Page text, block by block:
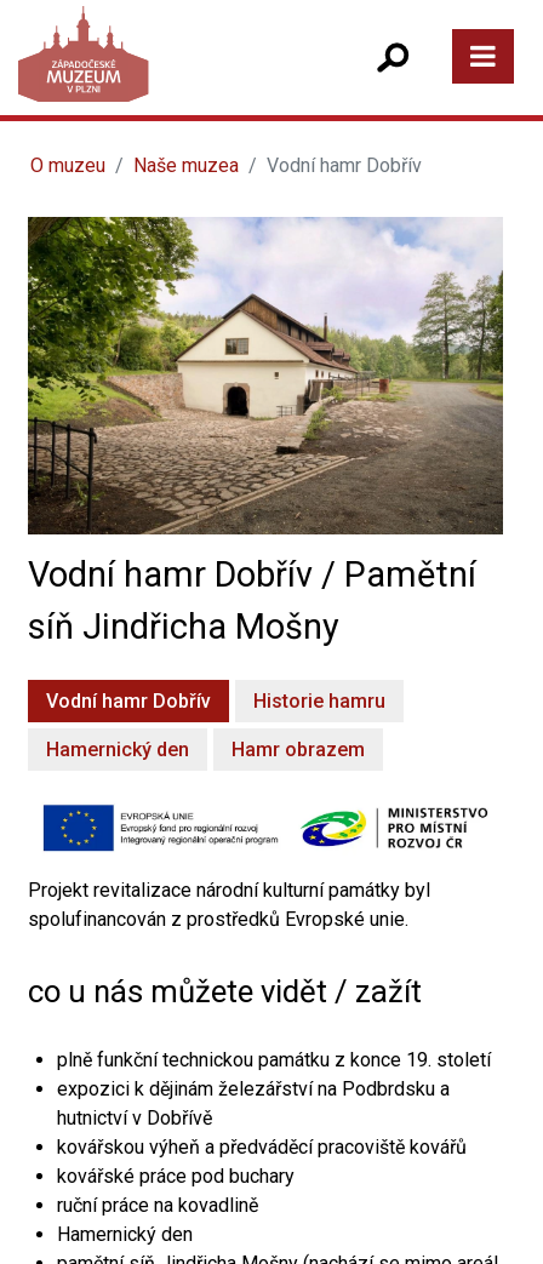
O muzeu Naše muzea Vodní hamr Dobřív
Vodní hamr Dobřív / Pamětní
síň Jindřicha Mošny
Vodní hamr Dobřív Historie hamru
Hamernický den Hamr obrazem
Projekt revitalizace národní kulturní památky byl
spolufinancován z prostředků Evropské unie.
co u nás můžete vidět / zažít
plně funkční technickou památku z konce 19. století
expozici k dějinám železářství na Podbrdsku a
hutnictví v Dobřívě
kovářskou výheň a předváděcí pracoviště kovářů
kovářské práce pod buchary
ruční práce na kovadlině
Hamernický den